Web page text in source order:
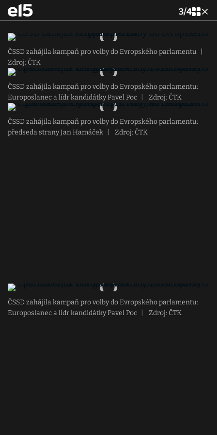
3/4
ČSSD zahájila kampaň pro volby do Evropského parlamentu
Zdroj: ČTK
ČSSD zahájila kampaň pro volby do Evropského parlamentu:
Europoslanec a lídr kandidátky Pavel Poc
Zdroj: ČTK
ČSSD zahájila kampaň pro volby do Evropského parlamentu:
předseda strany Jan Hamáček
Zdroj: ČTK
ČSSD zahájila kampaň pro volby do Evropského parlamentu:
Europoslanec a lídr kandidátky Pavel Poc
Zdroj: ČTK